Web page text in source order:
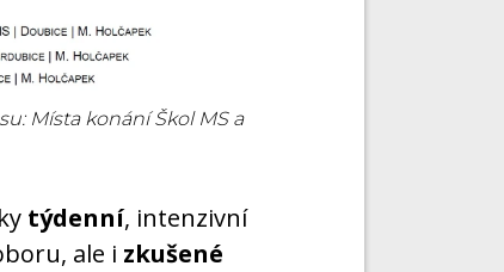
Místa konání Škol MS a
týdenní, intenzivní
ale i zkušené